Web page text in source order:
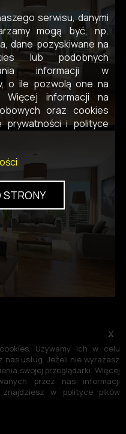
serwisu, danymi
mogą być, np.
dane pozyskiwane na
lub podobnych
informacji w
o ile pozwolą one na
Więcej informacji na
oraz cookies
prywatności i polityce
STRONY
x
Używamy ich w celu
usług. Jeżeli nie wyrażasz
swojej przeglądarki. Więcej
przez nas informacji
w polityce plków